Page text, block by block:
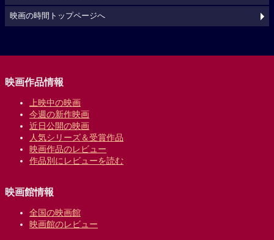
映画の時間トップページへ
映画作品情報
上映中の映画
今週の新作映画
近日公開の映画
人気シリーズ＆受賞作品
映画作品のレビュー
作品別にレビューを読む
映画館情報
全国の映画館
映画館のレビュー